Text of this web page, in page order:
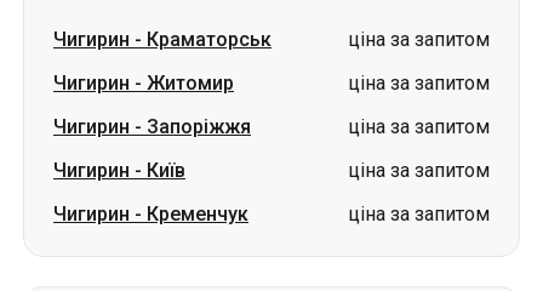
Чигирин - Краматорськ
ціна за запитом
Чигирин - Житомир
ціна за запитом
Чигирин - Запоріжжя
ціна за запитом
Чигирин - Київ
ціна за запитом
Чигирин - Кременчук ціна за запитом